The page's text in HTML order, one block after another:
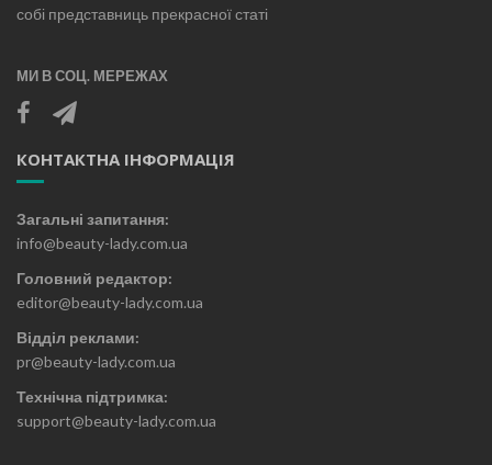
собі представниць прекрасної статі
МИ В СОЦ. МЕРЕЖАХ
КОНТАКТНА ІНФОРМАЦІЯ
Загальні запитання:
info@beauty-lady.com.ua
Головний редактор:
editor@beauty-lady.com.ua
Відділ реклами:
pr@beauty-lady.com.ua
Технічна підтримка:
support@beauty-lady.com.ua